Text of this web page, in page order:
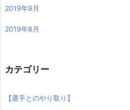
2019年9月
2019年8月
カテゴリー
【選手とのやり取り】